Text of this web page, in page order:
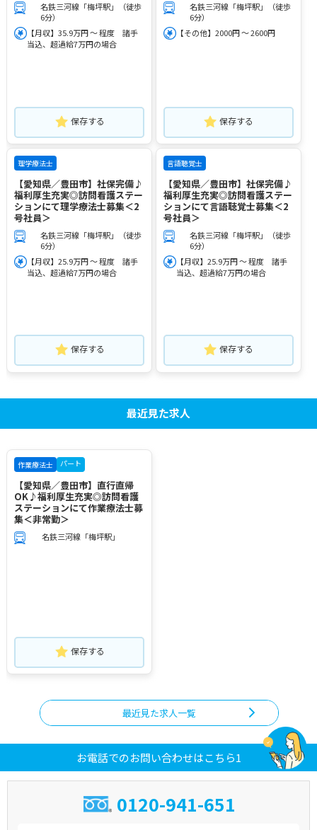
名鉄三河線「梅坪駅」（徒歩
6分）
【月収】35.9万円 ～ 程度 諸手
当込、超過給7万円の場合
保存する
名鉄三河線「梅坪駅」（徒歩
6分）
【その他】2000円 ～ 2600円
保存する
理学療法士
【愛知県／豊田市】社保完備♪
福利厚生充実◎訪問看護ステー
ションにて理学療法士募集＜2
号社員＞
名鉄三河線「梅坪駅」（徒歩
6分）
【月収】25.9万円 ～ 程度 諸手
当込、超過給7万円の場合
保存する
言語聴覚士
【愛知県／豊田市】社保完備♪
福利厚生充実◎訪問看護ステー
ションにて言語聴覚士募集＜2
号社員＞
名鉄三河線「梅坪駅」（徒歩
6分）
【月収】25.9万円 ～ 程度 諸手
当込、超過給7万円の場合
保存する
最近見た求人
作業療法士 パート
【愛知県／豊田市】直行直帰
OK♪福利厚生充実◎訪問看護
ステーションにて作業療法士募
集＜非常勤＞
名鉄三河線「梅坪駅」
保存する
最近見た求人一覧
お電話でのお問い合わせはこちら1
0120-941-651